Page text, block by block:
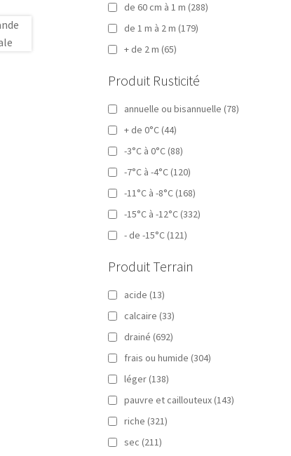
de 60 cm à 1 m (288)
de 1 m à 2 m (179)
+ de 2 m (65)
Produit Rusticité
annuelle ou bisannuelle (78)
+ de 0°C (44)
-3°C à 0°C (88)
-7°C à -4°C (120)
-11°C à -8°C (168)
-15°C à -12°C (332)
- de -15°C (121)
Produit Terrain
acide (13)
calcaire (33)
drainé (692)
frais ou humide (304)
léger (138)
pauvre et caillouteux (143)
riche (321)
sec (211)